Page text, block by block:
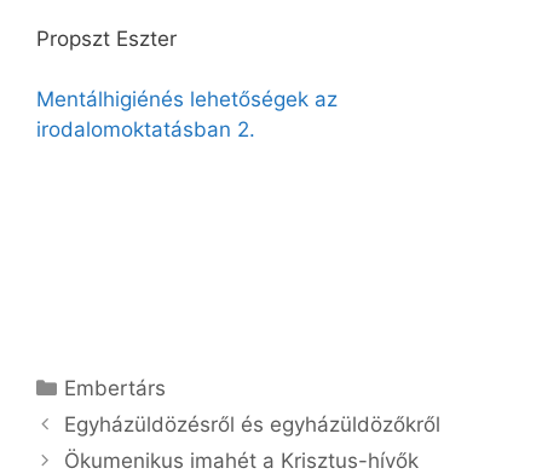
Propszt Eszter
Mentálhigiénés lehetőségek az
irodalomoktatásban 2.
Kategória
Embertárs
Egyházüldözésről és egyházüldözőkről
Ökumenikus imahét a Krisztus-hívők